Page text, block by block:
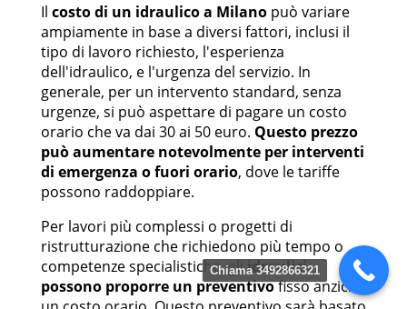
Il costo di un idraulico a Milanopuò variare
ampiamente in base a diversi fattori, inclusi il
tipo di lavoro richiesto, l'esperienza
dell'idraulico, e l'urgenza del servizio. In
generale, per un intervento standard, senza
urgenze, si può aspettare di pagare un costo
orario che va dai 30 ai 50 euro. Questo prezzo
può aumentare notevolmente per interventi
di emergenza o fuori orario, dove le tariffe
possono raddoppiare.
Per lavori più complessi o progetti di
ristrutturazione che richiedono più tempo o
competenze specialistiche, gliidraulici
possono proporre un preventivofisso anziché
Chiama 3492866321